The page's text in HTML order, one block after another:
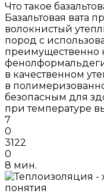
Что такое
Базальтовая вата
волокнистый
пород с
преимущественно
в качественном
в
безопасным для
при температуре
7
0
3122
0
8 мин.